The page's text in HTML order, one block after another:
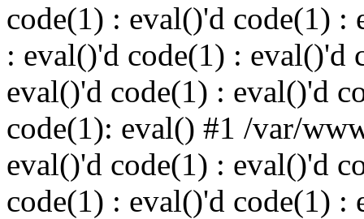
code(1) : eval()'d code(1) :
: eval()'d code(1) : eval()'d
eval()'d code(1) : eval()'d
code(1): eval() #1 /var/
eval()'d code(1) : eval()'d
code(1) : eval()'d code(1) :